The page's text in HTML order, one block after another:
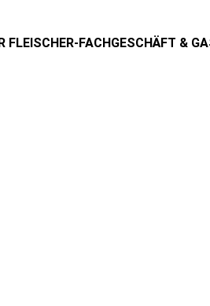
FACHGESCHÄFT &